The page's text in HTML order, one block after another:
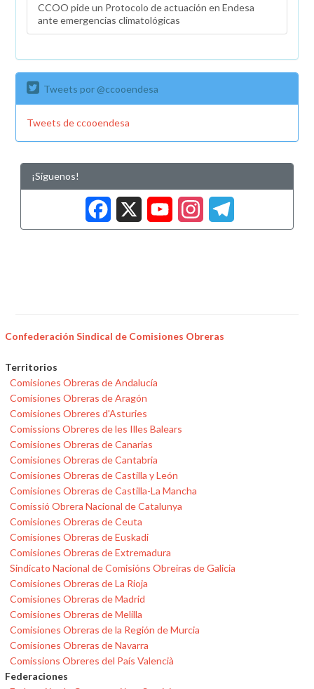
CCOO pide un Protocolo de actuación en Endesa
ante emergencias climatológicas
Tweets por @ccooendesa
Tweets de ccooendesa
¡Síguenos!
Facebook
X
Confederación Sindical de Comisiones Obreras
Territorios
Comisiones Obreras de Andalucía
Comisiones Obreras de Aragón
Comisiones Obreres d'Asturies
Comissions Obreres de les Illes Balears
Comisiones Obreras de Canarias
Comisiones Obreras de Cantabria
Comisiones Obreras de Castilla y León
Comisiones Obreras de Castilla-La Mancha
Comissió Obrera Nacional de Catalunya
Comisiones Obreras de Ceuta
Comisiones Obreras de Euskadi
Comisiones Obreras de Extremadura
Sindicato Nacional de Comisións Obreiras de Galicia
Comisiones Obreras de La Rioja
Comisiones Obreras de Madrid
Comisiones Obreras de Melilla
Comisiones Obreras de la Región de Murcia
Comisiones Obreras de Navarra
Comissions Obreres del País Valencià
Federaciones